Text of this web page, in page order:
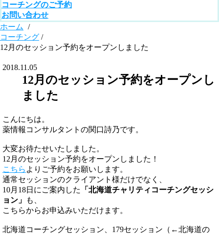
コーチングのご予約
お問い合わせ
ホーム
/
コーチング /
12月のセッション予約をオープンしました
2018.11.05
12月のセッション予約をオープンし
ました
こんにちは。
薬情報コンサルタントの関口詩乃です。
大変お待たせいたしました。
12月のセッション予約をオープンしました！
こちら よりご予約をお願いします。
通常セッションのクライアント様だけでなく、
10月18日にご案内した
「北海道チャリティコーチングセッシ
ョン」
も、
こちらからお申込みいただけます。
北海道コーチングセッション、179セッション（←北海道の